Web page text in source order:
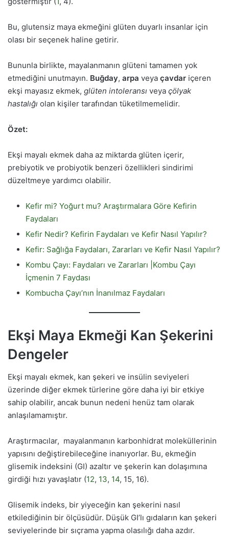
Bu, glutensiz maya ekmeğini glüten duyarlı insanlar için
olası bir seçenek haline getirir.
Bununla birlikte, mayalanmanın glüteni tamamen yok
etmediğini unutmayın. Buğday, arpa veya çavdar içeren
ekşi mayasız ekmek, glüten intoleransı veya çölyak
hastalığı olan kişiler tarafından tüketilmemelidir.
Özet:
Ekşi mayalı ekmek daha az miktarda glüten içerir,
prebiyotik ve probiyotik benzeri özellikleri sindirimi
düzeltmeye yardımcı olabilir.
Kefir mi? Yoğurt mu? Araştırmalara Göre Kefirin
Faydaları
Kefir Nedir? Kefirin Faydaları ve Kefir Nasıl Yapılır?
Kefir: Sağlığa Faydaları, Zararları ve Kefir Nasıl Yapılır?
Kombu Çayı: Faydaları ve Zararları |Kombu Çayı
İçmenin 7 Faydası
Kombucha Çayı’nın İnanılmaz Faydaları
Ekşi Maya Ekmeği Kan Şekerini
Dengeler
Ekşi mayalı ekmek, kan şekeri ve insülin seviyeleri
üzerinde diğer ekmek türlerine göre daha iyi bir etkiye
sahip olabilir, ancak bunun nedeni henüz tam olarak
anlaşılamamıştır.
Araştırmacılar, mayalanmanın karbonhidrat moleküllerinin
yapısını değiştirebileceğine inanıyorlar. Bu, ekmeğin
glisemik indeksini (GI) azaltır ve şekerin kan dolaşımına
girdiği hızı yavaşlatır (12, 13, 14, 15, 16).
Glisemik indeks, bir yiyeceğin kan şekerini nasıl
etkilediğinin bir ölçüsüdür. Düşük GI’lı gıdaların kan şekeri
seviyelerinde bir sıçrama yapma olasılığı daha azdır.